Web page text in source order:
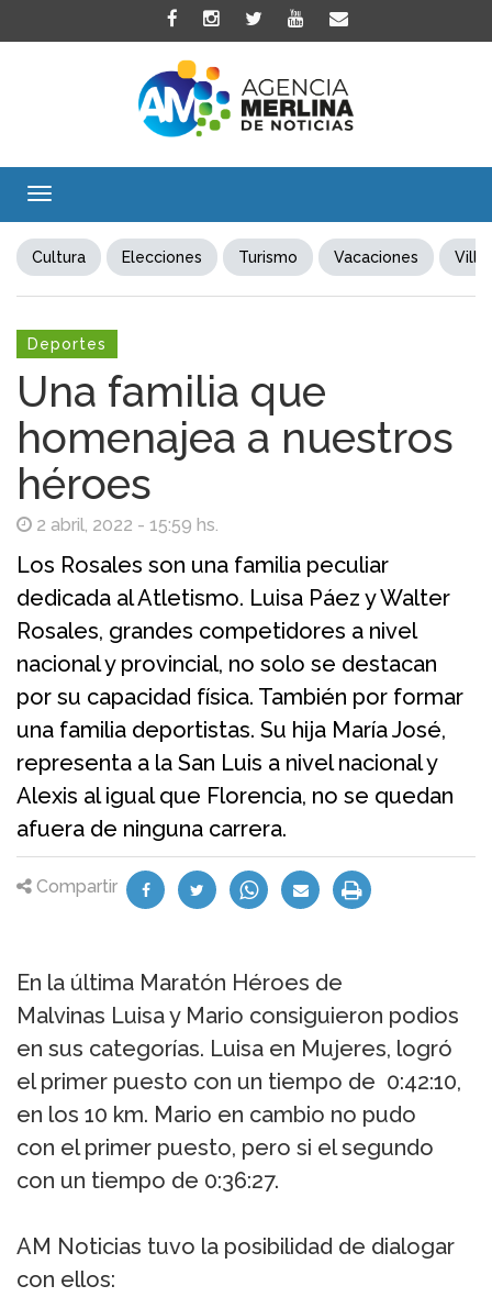
Toggle
Cultura Elecciones Turismo Vacaciones Villa
Deportes
Una familia que
homenajea a nuestros
héroes
2 abril, 2022 - 15:59 hs.
Los Rosales son una familia peculiar
dedicada al Atletismo. Luisa Páez y Walter
Rosales, grandes competidores a nivel
nacional y provincial, no solo se destacan
por su capacidad física. También por formar
una familia deportistas. Su hija María José,
representa a la San Luis a nivel nacional y
Alexis al igual que Florencia, no se quedan
afuera de ninguna carrera.
Compartir
En la última Maratón Héroes de
Malvinas Luisa y Mario consiguieron podios
en sus categorías. Luisa en Mujeres, logró
el primer puesto con un tiempo de 0:42:10,
en los 10 km. Mario en cambio no pudo
con el primer puesto, pero si el segundo
con un tiempo de 0:36:27.
AM Noticias tuvo la posibilidad de dialogar
con ellos: